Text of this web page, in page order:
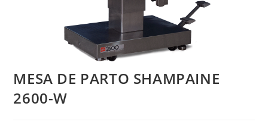
MESA DE PARTO SHAMPAINE
2600-W